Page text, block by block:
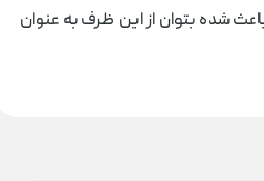
شده بتوان از این ظرف به عنوان